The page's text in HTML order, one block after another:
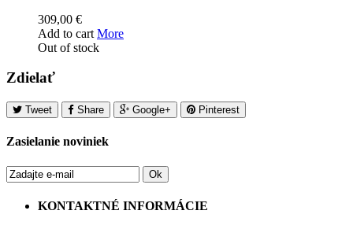
309,00 €
Add to cart More
Out of stock
Zdielať
Tweet Share Google+ Pinterest
Zasielanie noviniek
Ok
KONTAKTNÉ INFORMÁCIE